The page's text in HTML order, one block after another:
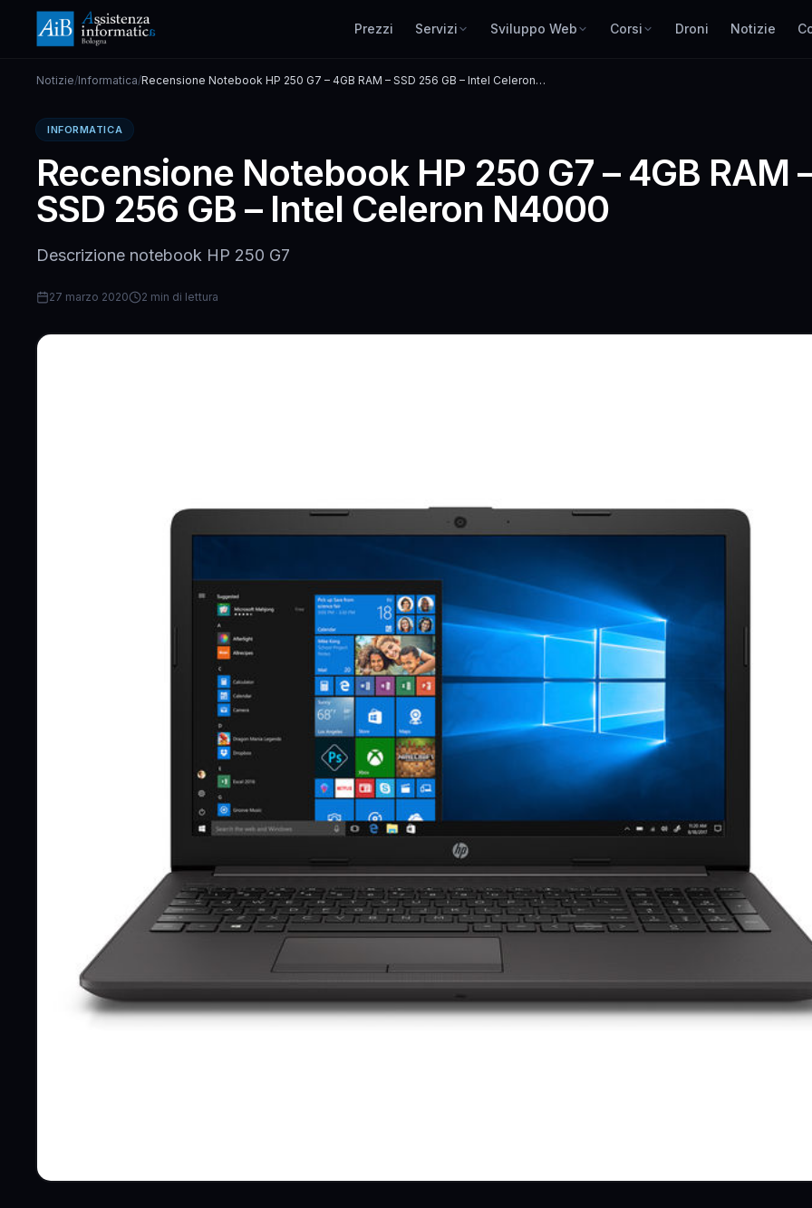
Prezzi Servizi Sviluppo Web Corsi Droni Notizie
Notizie/Informatica/Recensione Notebook HP 250 G7 – 4GB RAM – SSD 256 GB – Intel Celeron
INFORMATICA
Recensione Notebook HP 250 G7 – 4GB RAM
SSD 256 GB – Intel Celeron N4000
Descrizione notebook HP 250 G7
27 marzo 2020 2 min di lettura